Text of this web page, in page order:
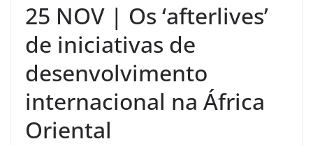
25 NOV | Os ‘afterlives’
de iniciativas de
desenvolvimento
internacional na África
Oriental